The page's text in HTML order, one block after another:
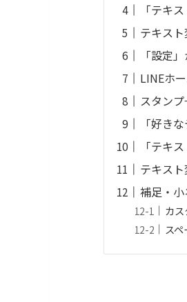
「テキ
テキス
「設定
LINEホ
スタン
「好き
「テキ
テキスト
補足・小
カ
ス